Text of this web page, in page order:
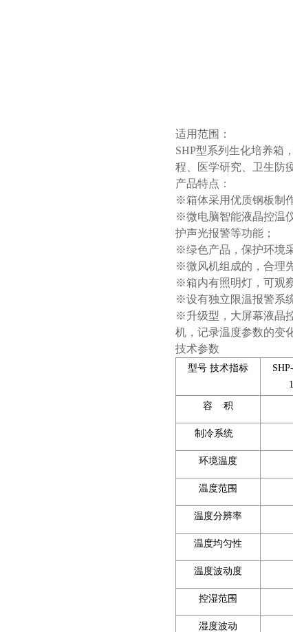
适用范围：
SHP型系列生化培养箱
程、医学研究、卫生防
产品特点：
※箱体采用优质钢板制
※微电脑智能液晶控温
护声光报警等功能；
※绿色产品，保护环境
※微风机组成的，合理
※箱内有照明灯，可观
※设有独立限温报警系
※升级型，大屏幕液晶
机，记录温度参数的变
技术参数
型号 技术指标
容 积
制冷系统
环境温度
温度范围
温度分辨率
温度均匀性
温度波动度
控湿范围
湿度波动